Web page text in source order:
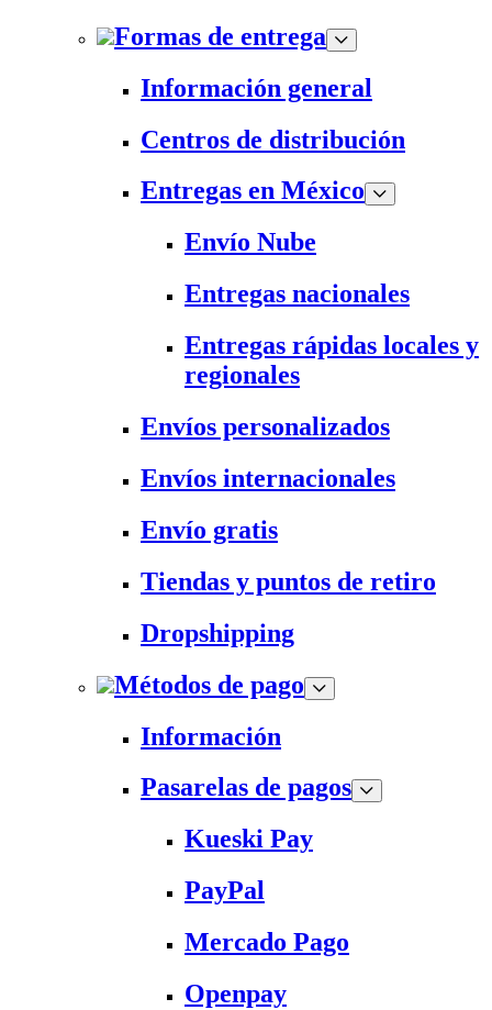
Formas de entrega
Información general
Centros de distribución
Entregas en México
Envío Nube
Entregas nacionales
Entregas rápidas locales y
regionales
Envíos personalizados
Envíos internacionales
Envío gratis
Tiendas y puntos de retiro
Dropshipping
Métodos de pago
Información
Pasarelas de pagos
Kueski Pay
PayPal
Mercado Pago
Openpay